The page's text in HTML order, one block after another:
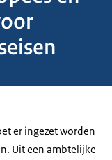
er ingezet worden
Uit een ambtelijke